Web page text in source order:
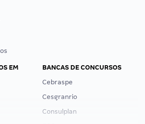
EM
BANCAS DE CONCURSOS
Cebraspe
Cesgranrio
Consulplan